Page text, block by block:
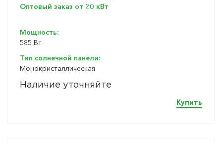
Оптовый заказ от 20 кВт
Мощность:
585 Вт
Тип солнечной панели:
Монокристаллическая
Наличие уточняйте
Купить